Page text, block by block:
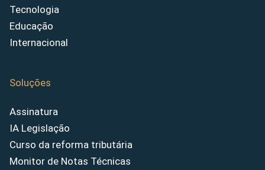
Tecnologia
Educação
Internacional
Soluções
Assinatura
IA Legislação
Curso da reforma tributária
Monitor de Notas Técnicas